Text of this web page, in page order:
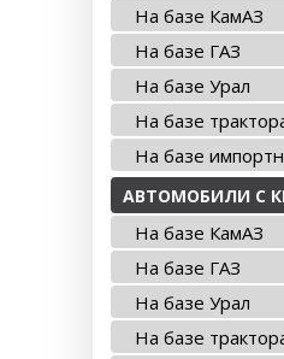
На базе КамАЗ
На базе ГАЗ
На базе Урал
На базе
На базе
АВТОМОБИЛИ С
На базе КамАЗ
На базе ГАЗ
На базе Урал
На базе